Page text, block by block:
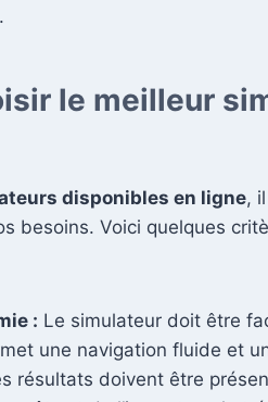
le meilleur
disponibles en ligne,
besoins. Voici quelques
: Le simulateur doit être
une navigation fluide et
résultats doivent être